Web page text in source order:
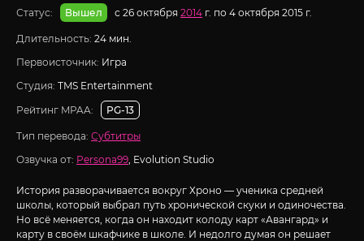
Статус:
Вышел с 26 октября 2014 г. по 4 октября 2015 г.
Длительность: 24 мин.
Первоисточник: Игра
Студия: TMS Entertainment
Рейтинг MPAA:
PG-13
Тип перевода: Субтитры
Озвучка от: Persona99, Evolution Studio
История разворачивается вокруг Хроно — ученика средней
школы, который выбрал путь хронической скуки и одиночества.
Но всё меняется, когда он находит колоду карт «Авангард» и
карту в своём шкафчике в школе. И недолго думая он решает